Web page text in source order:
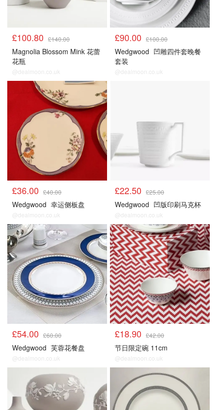
£100.80 £140.00
Magnolia Blossom Mink 花蕾
花瓶
@dealmoon.co.uk
£90.00 £100.00
Wedgwood 凹雕四件套晚餐
套装
@dealmoon.co.uk
£36.00 £40.00
Wedgwood 幸运侧板盘
@dealmoon.co.uk
£22.50 £25.00
Wedgwood 凹版印刷马克杯
@dealmoon.co.uk
£54.00 £60.00
Wedgwood 芙蓉花餐盘
@dealmoon.co.uk
£18.90 £42.00
节日限定碗 11cm
@dealmoon.co.uk